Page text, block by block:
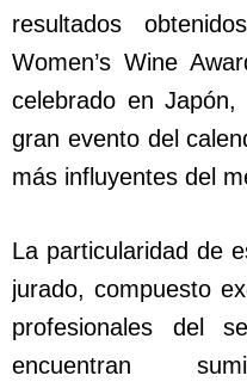
resultados
Women’s Wine
celebrado en
gran evento del
más influyentes del
La particularidad de
jurado, compuesto
profesionales del
encuentran